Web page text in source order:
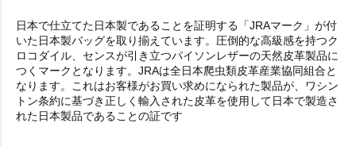
日本で仕立てた日本製であることを証明する「JRAマーク」が付
いた日本製バッグを取り揃えています。圧倒的な高級感を持つク
ロコダイル、センスが引き立つパイソンレザーの天然皮革製品に
つくマークとなります。JRAは全日本爬虫類皮革産業協同組合と
なります。これはお客様がお買い求めになられた製品が、ワシン
トン条約に基づき正しく輸入された皮革を使用して日本で製造さ
れた日本製品であることの証です